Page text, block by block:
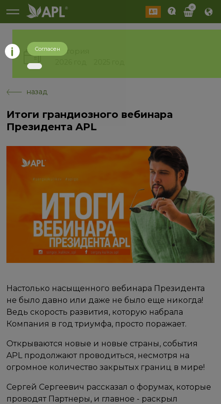
0
История
назад
Итоги грандиозного вебинара
Президента APL
Настолько насыщенного вебинара Президента
не было давно или даже не было еще никогда!
Ведь скорость развития, которую набрала
Компания в год триумфа, просто поражает.
Открываются новые и новые страны, события
APL продолжают проводиться, несмотря на
огромное количество закрытых границ в мире!
Сергей Сергеевич рассказал о форумах, которые
проводят Партнеры, и главное - раскрыл
Согласен